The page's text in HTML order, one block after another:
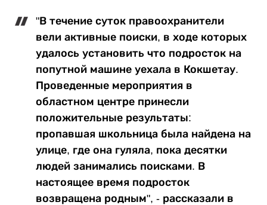
"В течение суток правоохранители
вели активные поиски, в ходе которых
удалось установить что подросток на
попутной машине уехала в Кокшетау.
Проведенные мероприятия в
областном центре принесли
положительные результаты:
пропавшая школьница была найдена на
улице, где она гуляла, пока десятки
людей занимались поисками. В
настоящее время подросток
возвращена родным", - рассказали в